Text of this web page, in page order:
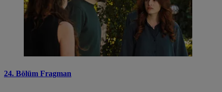
24. Bölüm Fragman